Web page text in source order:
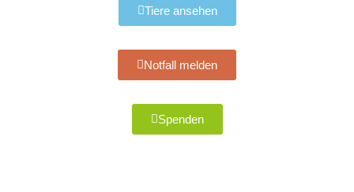
Tiere ansehen
Notfall melden
Spenden